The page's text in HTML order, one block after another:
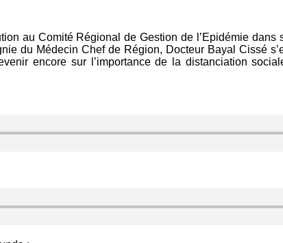
au Comité Régional de Gestion de l’Epidémie
du Médecin Chef de Région, Docteur Bayal Cissé
encore sur l’importance de la distanciation